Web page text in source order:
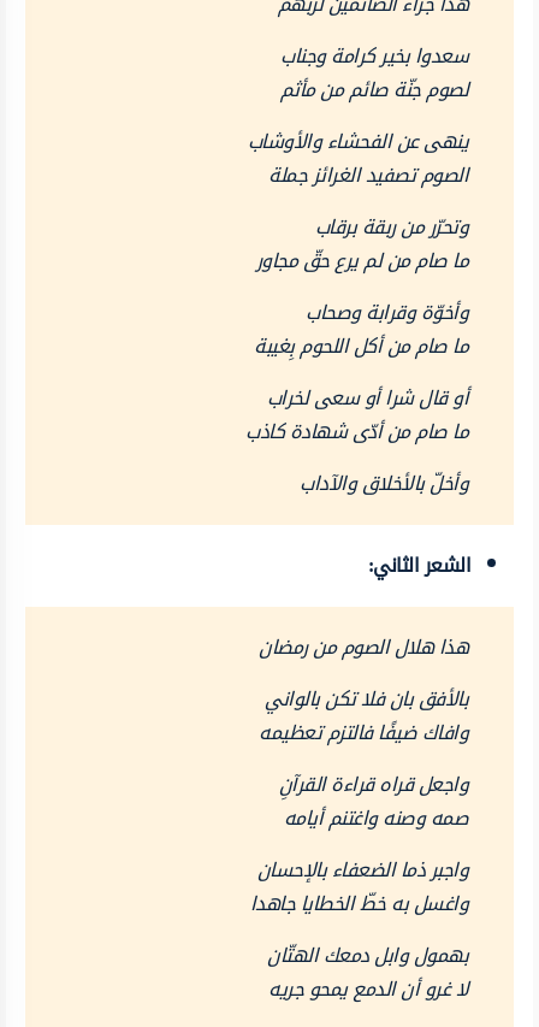
سعدوا بخير كرامة وجناب
لصوم جنّة صائم من مأثم
ينهى عن الفحشاء والأوشاب
الصوم تصفيد الغرائز جملة
وتحرّر من ربقة برقاب
ما صام من لم يرع حقّ مجاور
وأخوّة وقرابة وصحاب
ما صام من أكل اللحوم بِغيبة
أو قال شرا أو سعى لخراب
ما صام من أدّى شهادة كاذب
وأخلّ بالأخلاق والآداب
الشعر الثاني:
هذا هلال الصوم من رمضان
بالأفق بان فلا تكن بالواني
وافاك ضيفًا فالتزم تعظيمه
واجعل قراه قراءة القرآنِ
صمه وصنه واغتنم أيامه
واجبر ذما الضعفاء بالإحسان
واغسل به خطّ الخطايا جاهدا
بهمول وابل دمعك الهتّان
لا غرو أن الدمع يمحو جريه